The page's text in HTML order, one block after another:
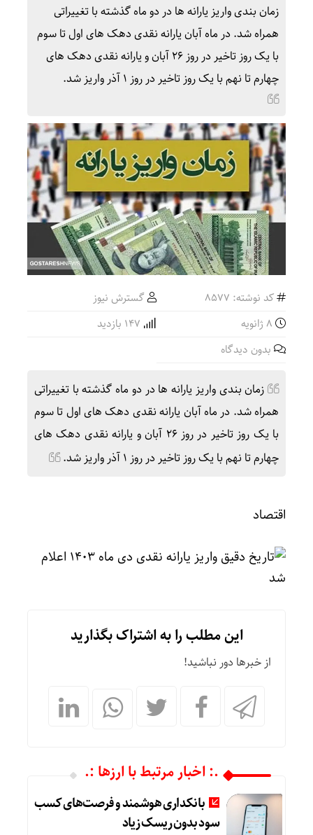
زمان‌ بندی واریز یارانه‌ ها در دو ماه گذشته با تغییراتی
همراه شد. در ماه آبان یارانه نقدی دهک‌ های اول تا سوم
با یک روز تاخیر در روز ۲۶ آبان و یارانه نقدی دهک‌ های
چهارم تا نهم با یک روز تاخیر در روز ۱ آذر واریز شد.
کد نوشته: 8577
گسترش نیوز
بدون دیدگاه
زمان‌ بندی واریز یارانه‌ ها در دو ماه گذشته با تغییراتی
همراه شد. در ماه آبان یارانه نقدی دهک‌ های اول تا سوم
با یک روز تاخیر در روز ۲۶ آبان و یارانه نقدی دهک‌ های
چهارم تا نهم با یک روز تاخیر در روز ۱ آذر واریز شد.
اقتصاد
این مطلب را به اشتراک بگذارید
از خبرها دور نباشید!
.: اخبار مرتبط با ارزها :.
بانکداری هوشمند و فرصت‌های کسب
سود بدون ریسک زیاد